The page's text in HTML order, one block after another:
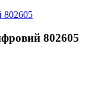
802605